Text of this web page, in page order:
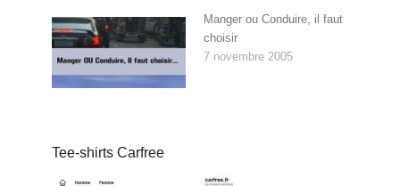
Manger ou Conduire, il faut
choisir
7 novembre 2005
Tee-shirts Carfree